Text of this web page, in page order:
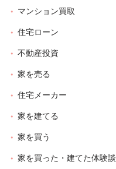
マンション買取
住宅ローン
不動産投資
家を売る
住宅メーカー
家を建てる
家を買う
家を買った・建てた体験談